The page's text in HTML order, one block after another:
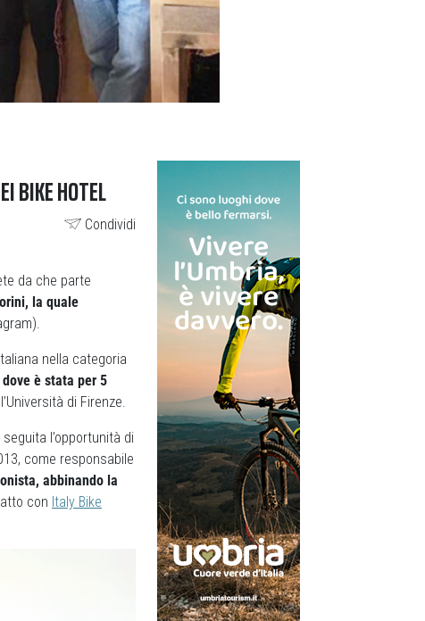
BIKE HOTEL
Condividi
da che parte
la quale
nella categoria
è stata per 5
di Firenze.
l’opportunità di
come responsabile
abbinando la
con Italy Bike